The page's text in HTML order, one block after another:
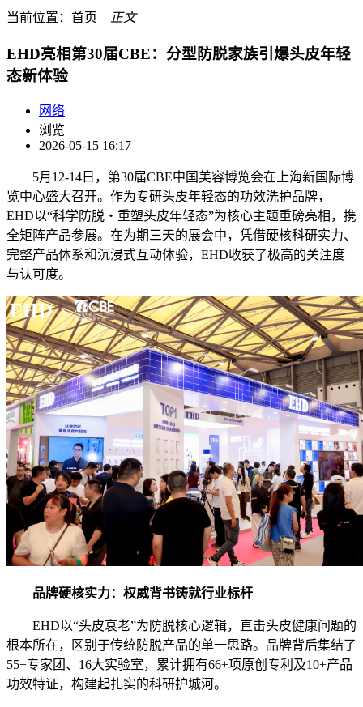
当前位置： 首页―正文
EHD亮相第30届CBE：分型防脱家族引爆头皮年轻
态新体验
网络
浏览
2026-05-15 16:17
5月12-14日，第30届CBE中国美容博览会在上海新国际博
览中心盛大召开。作为专研头皮年轻态的功效洗护品牌，
EHD以“科学防脱・重塑头皮年轻态”为核心主题重磅亮相，携
全矩阵产品参展。在为期三天的展会中，凭借硬核科研实力、
完整产品体系和沉浸式互动体验，EHD收获了极高的关注度
与认可度。
品牌硬核实力：权威背书铸就行业标杆
EHD以“头皮衰老”为防脱核心逻辑，直击头皮健康问题的
根本所在，区别于传统防脱产品的单一思路。品牌背后集结了
55+专家团、16大实验室，累计拥有66+项原创专利及10+产品
功效特证，构建起扎实的科研护城河。